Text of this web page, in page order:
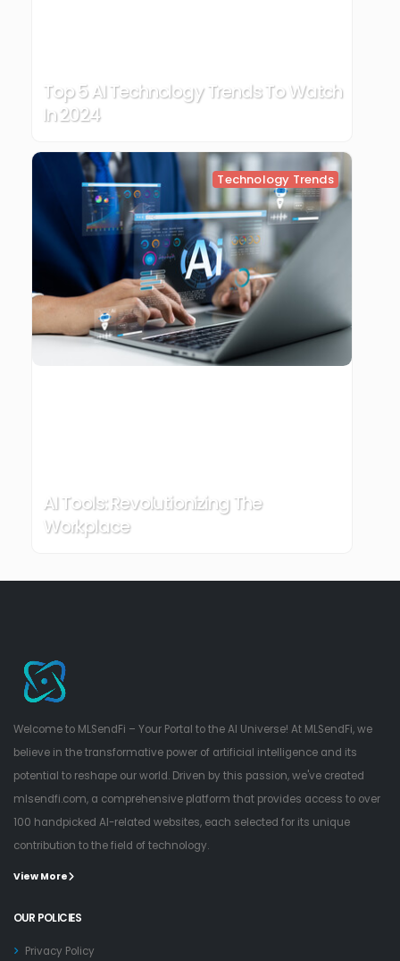
Top 5 AI Technology Trends To Watch
In 2024
Technology Trends
AI Tools: Revolutionizing The
Workplace
Welcome to MLSendFi – Your Portal to the AI Universe! At MLSendFi, we
believe in the transformative power of artificial intelligence and its
potential to reshape our world. Driven by this passion, we've created
mlsendfi.com, a comprehensive platform that provides access to over
100 handpicked AI-related websites, each selected for its unique
contribution to the field of technology.
View More
OUR POLICIES
Privacy Policy